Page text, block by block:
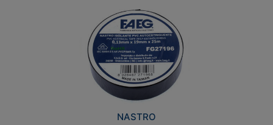
NASTRO